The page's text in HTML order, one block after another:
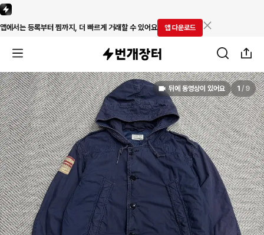
앱에서는 등록부터 찜까지, 더 빠르게 거래할 수 있어요 앱 다운로드
뒤에 동영상이 있어요 1 / 9